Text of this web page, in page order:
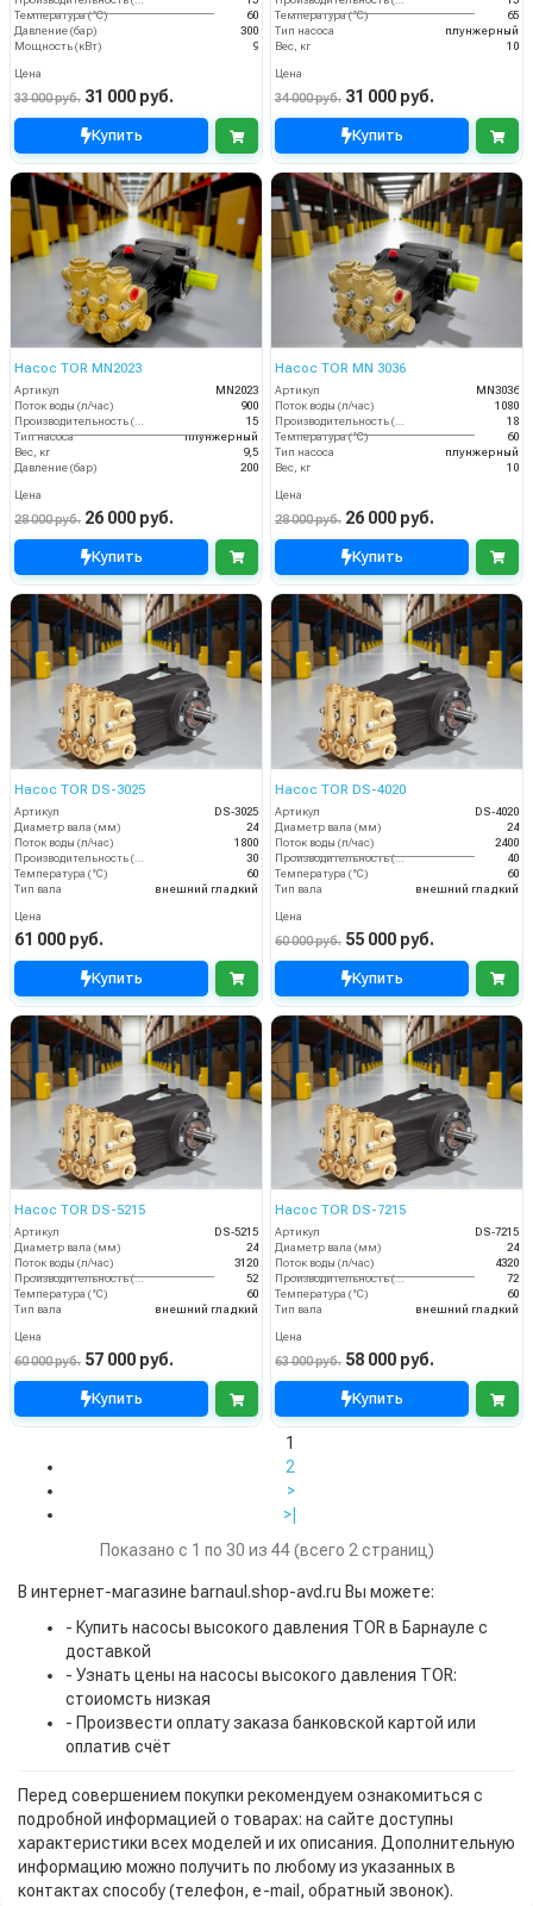
Температура (°C)
60
Давление (бар)
300
Мощность (кВт)
9
Цена
33 000 руб. 31 000 руб.
Купить
Температура (°C)
65
Тип насоса
плунжерный
Вес, кг
10
Цена
34 000 руб. 31 000 руб.
Купить
Насос TOR MN2023
Артикул
MN2023
Поток воды (л/час)
900
15
Тип насоса
плунжерный
Вес, кг
9,5
Давление (бар)
200
Цена
28 000 руб. 26 000 руб.
Купить
Насос TOR MN 3036
Артикул
MN3036
Поток воды (л/час)
1080
18
Температура (°C)
60
Тип насоса
плунжерный
Вес, кг
10
Цена
28 000 руб. 26 000 руб.
Купить
Насос TOR DS-3025
Артикул
DS-3025
Диаметр вала (мм)
24
Поток воды (л/час)
1800
30
Температура (°C)
60
Тип вала
внешний гладкий
Цена
61 000 руб.
Купить
Насос TOR DS-4020
Артикул
DS-4020
Диаметр вала (мм)
24
Поток воды (л/час)
2400
Производительность (л/мин)
40
Температура (°C)
60
Тип вала
внешний гладкий
Цена
60 000 руб. 55 000 руб.
Купить
Насос TOR DS-5215
Артикул
DS-5215
Диаметр вала (мм)
24
Поток воды (л/час)
3120
Производительность (л/мин)
52
Температура (°C)
60
Тип вала
внешний гладкий
Цена
60 000 руб. 57 000 руб.
Купить
Насос TOR DS-7215
Артикул
DS-7215
Диаметр вала (мм)
24
Поток воды (л/час)
4320
Производительность (л/мин)
72
Температура (°C)
60
Тип вала
внешний гладкий
Цена
63 000 руб. 58 000 руб.
Купить
1
2
>
>|
Показано с 1 по 30 из 44 (всего 2 страниц)
В интернет-магазине barnaul.shop-avd.ru Вы можете:
- Купить насосы высокого давления TOR в Барнауле с
доставкой
- Узнать цены на насосы высокого давления TOR:
стоиомсть низкая
- Произвести оплату заказа банковской картой или
оплатив счёт
Перед совершением покупки рекомендуем ознакомиться с
подробной информацией о товарах: на сайте доступны
характеристики всех моделей и их описания. Дополнительную
информацию можно получить по любому из указанных в
контактах способу (телефон, e-mail, обратный звонок).